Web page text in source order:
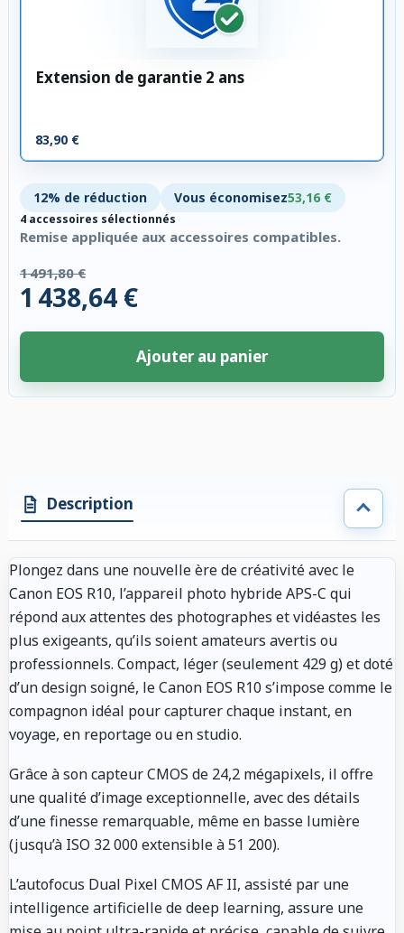
Extension de garantie 2 ans
83,90 €
12% de réduction Vous économisez53,16 €
4 accessoires sélectionnés
Remise appliquée aux accessoires compatibles.
1 491,80 €
1 438,64 €
Ajouter au panier
Description
Plongez dans une nouvelle ère de créativité avec le
Canon EOS R10, l’appareil photo hybride APS-C qui
répond aux attentes des photographes et vidéastes les
plus exigeants, qu’ils soient amateurs avertis ou
professionnels. Compact, léger (seulement 429 g) et doté
d’un design soigné, le Canon EOS R10 s’impose comme le
compagnon idéal pour capturer chaque instant, en
voyage, en reportage ou en studio.
Grâce à son capteur CMOS de 24,2 mégapixels, il offre
une qualité d’image exceptionnelle, avec des détails
d’une finesse remarquable, même en basse lumière
(jusqu’à ISO 32 000 extensible à 51 200).
L’autofocus Dual Pixel CMOS AF II, assisté par une
intelligence artificielle de deep learning, assure une